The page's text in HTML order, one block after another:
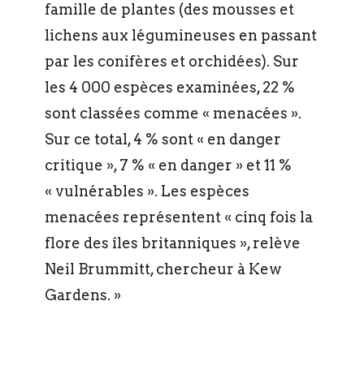
famille de plantes (des mousses et
lichens aux légumineuses en passant
par les conifères et orchidées). Sur
les 4 000 espèces examinées, 22 %
sont classées comme « menacées ».
Sur ce total, 4 % sont « en danger
critique », 7 % « en danger » et 11 %
« vulnérables ». Les espèces
menacées représentent « cinq fois la
flore des îles britanniques », relève
Neil Brummitt, chercheur à Kew
Gardens. »